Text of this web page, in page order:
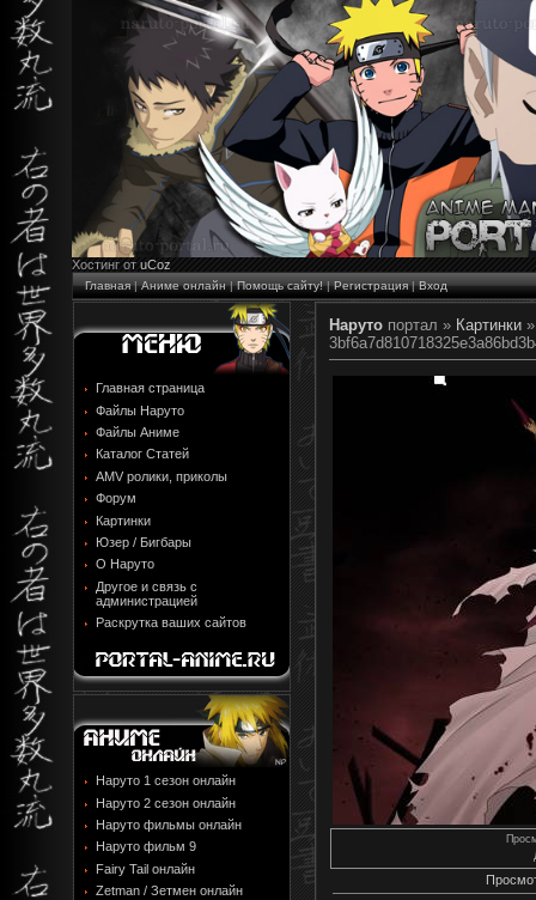
Хостинг от uCoz
Главная|Аниме онлайн|Помощь сайту!|Регистрация|Вход
Главная страница
Файлы Наруто
Файлы Аниме
Каталог Статей
AMV ролики, приколы
Форум
Картинки
Юзер / Бигбары
О Наруто
Другое и связь с
администрацией
Раскрутка ваших сайтов
Наруто 1 сезон онлайн
Наруто 2 сезон онлайн
Наруто фильмы онлайн
Наруто фильм 9
Fairy Tail онлайн
Zetman / Зетмен онлайн
Наруто портал » Картинки